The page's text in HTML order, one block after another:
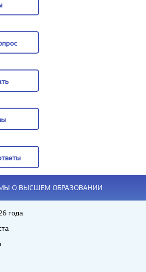
О ВЫСШЕМ ОБРАЗОВАНИИ
года